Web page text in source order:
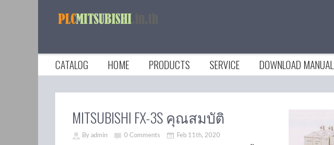
CATALOG HOME PRODUCTS SERVICE DOWNLOAD MANUAL
MITSUBISHI FX-3S คุณสมบัติ
By admin 0 Comments Feb 11th, 2020